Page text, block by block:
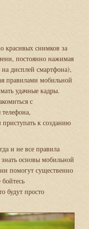
красивых снимков за
постоянно нажимая
на дисплей смартфона),
правилами мобильной
удачные кадры.
с
к созданию
и не все правила
основы мобильной
помогут существенно
будут просто